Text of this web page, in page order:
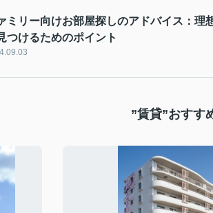
ミリー向けお部屋探しのアドバイス：理
つけるためのポイント
”賃貸”おすす